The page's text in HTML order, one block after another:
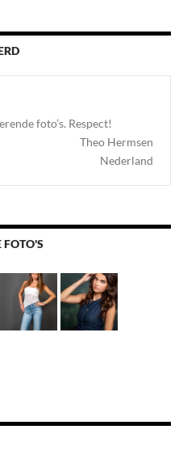
foto’s. Respect!
Theo Hermsen
Nederland
FOTO'S